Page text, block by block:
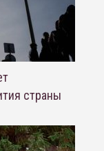
страны